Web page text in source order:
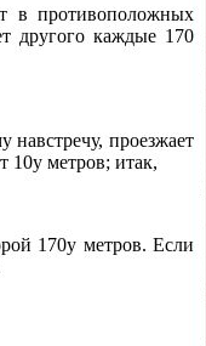
в противоположных
другого каждые 170
навстречу, проезжает
10у метров; итак,
170у метров. Если